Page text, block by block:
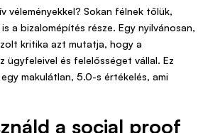
véleményekkel? Sokan félnek tőlük,
a bizalomépítés része. Egy nyilvánosan,
kritika azt mutatja, hogy a
ügyfeleivel és felelősséget vállal. Ez
makulátlan, 5.0-s értékelés, ami
a social proof